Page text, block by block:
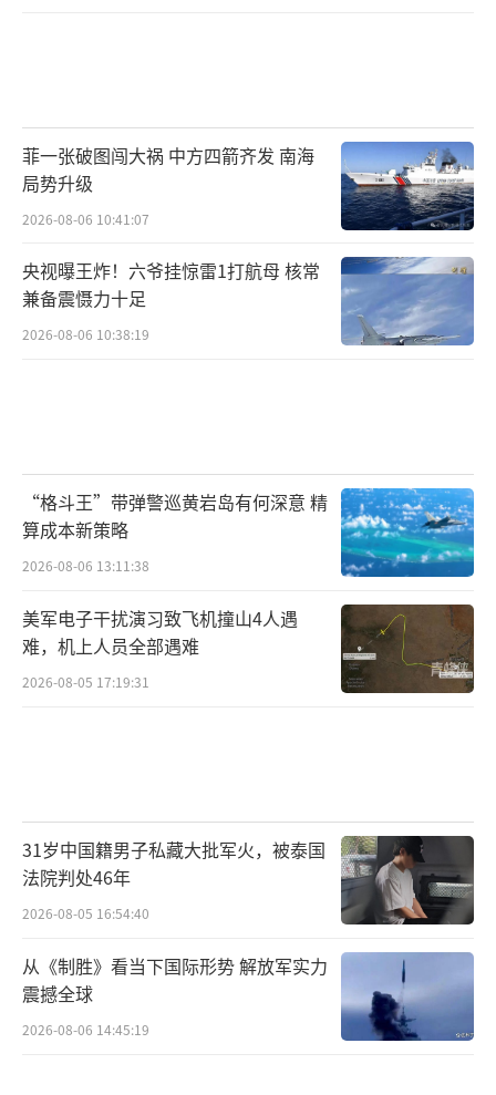
菲一张破图闯大祸 中方四箭齐发 南海
局势升级
2026-08-06 10:41:07
央视曝王炸！六爷挂惊雷1打航母 核常
兼备震慑力十足
2026-08-06 10:38:19
“格斗王”带弹警巡黄岩岛有何深意 精
算成本新策略
2026-08-06 13:11:38
美军电子干扰演习致飞机撞山4人遇
难，机上人员全部遇难
2026-08-05 17:19:31
31岁中国籍男子私藏大批军火，被泰国
法院判处46年
2026-08-05 16:54:40
从《制胜》看当下国际形势 解放军实力
震撼全球
2026-08-06 14:45:19